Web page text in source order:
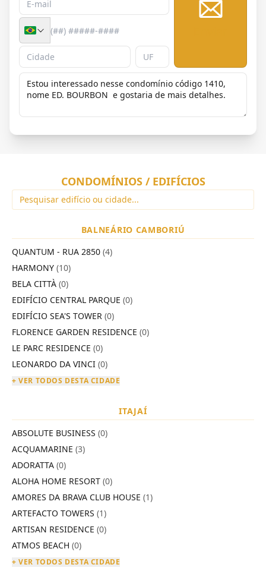
CONDOMÍNIOS / EDIFÍCIOS
BALNEÁRIO CAMBORIÚ
QUANTUM - RUA 2850 (4)
HARMONY (10)
BELA CITTÀ (0)
EDIFÍCIO CENTRAL PARQUE (0)
EDIFÍCIO SEA'S TOWER (0)
FLORENCE GARDEN RESIDENCE (0)
LE PARC RESIDENCE (0)
LEONARDO DA VINCI (0)
+ VER TODOS DESTA CIDADE
ITAJAÍ
ABSOLUTE BUSINESS (0)
ACQUAMARINE (3)
ADORATTA (0)
ALOHA HOME RESORT (0)
AMORES DA BRAVA CLUB HOUSE (1)
ARTEFACTO TOWERS (1)
ARTISAN RESIDENCE (0)
ATMOS BEACH (0)
+ VER TODOS DESTA CIDADE